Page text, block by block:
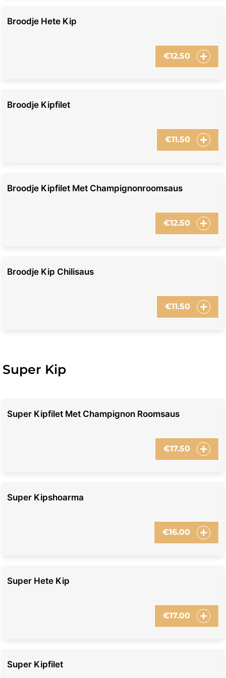
Broodje Hete Kip
€12.50
Broodje Kipfilet
€11.50
Broodje Kipfilet Met Champignonroomsaus
€12.50
Broodje Kip Chilisaus
€11.50
Super Kip
Super Kipfilet Met Champignon Roomsaus
€17.50
Super Kipshoarma
€16.00
Super Hete Kip
€17.00
Super Kipfilet